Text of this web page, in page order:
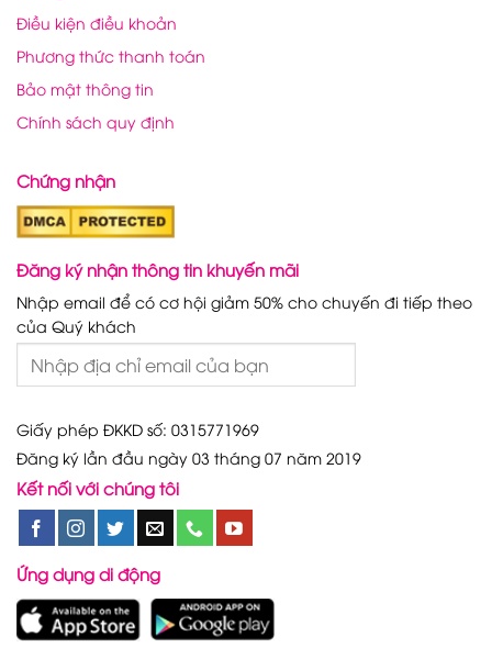
Điều kiện điều khoản
Phương thức thanh toán
Bảo mật thông tin
Chính sách quy định
Chứng nhận
Đăng ký nhận thông tin khuyến mãi
Nhập email để có cơ hội giảm 50% cho chuyến đi tiếp theo
của Quý khách
Giấy phép ĐKKD số: 0315771969
Đăng ký lần đầu ngày 03 tháng 07 năm 2019
Kết nối với chúng tôi
Ứng dụng di động